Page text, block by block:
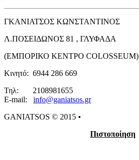
ΓΚΑΝΙΑΤΣΟΣ ΚΩΝΣΤΑΝΤΙΝΟΣ
Λ.ΠΟΣΕΙΔΩΝΟΣ 81 , ΓΛΥΦΑΔΑ
(ΕΜΠΟΡΙΚΟ ΚΕΝΤΡΟ COLOSSEUM)
Κινητό: 6944 286 669
Τηλ: 2108981655
E-mail: info@ganiatsos.gr​​​
GANIATSOS © 2015 •
Πιστοποίηση